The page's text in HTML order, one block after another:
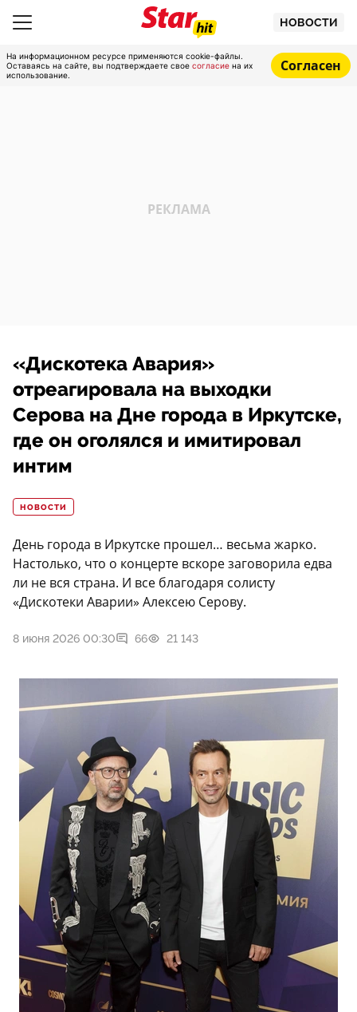
НОВОСТИ
На информационном ресурсе применяются cookie-файлы.
Оставаясь на сайте, вы подтверждаете свое согласие на их
использование.
Согласен
«Дискотека Авария»
отреагировала на выходки
Серова на Дне города в Иркутске,
где он оголялся и имитировал
интим
НОВОСТИ
День города в Иркутске прошел… весьма жарко.
Настолько, что о концерте вскоре заговорила едва
ли не вся страна. И все благодаря солисту
«Дискотеки Аварии» Алексею Серову.
8 июня 2026 00:30 66 21 143